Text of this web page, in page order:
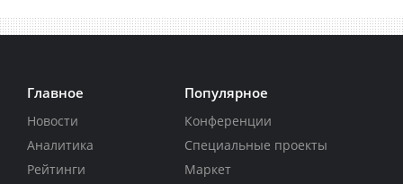
Главное
Новости
Аналитика
Рейтинги
Популярное
Конференции
Специальные проекты
Маркет